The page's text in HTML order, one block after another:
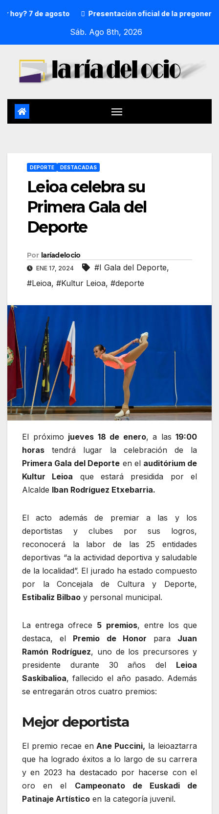
de agosto Presentación oficial de la pregonera y
Sáb. Ago 8th, 2026
DEPORTE DESTACADAS
Leioa celebra su
Primera Gala del
Deporte
Por laríadelocio
ENE 17, 2024 #I Gala del Deporte,
#Leioa, #Kultur Leioa, #deporte
El próximo jueves 18 de enero, a las 19:00
horas tendrá lugar la celebración de la
Primera Gala del Deporte en el auditórium de
Kultur Leioa que estará presidida por el
Alcalde Iban Rodríguez Etxebarria.
El acto además de premiar a las y los
deportistas y clubes por sus logros,
reconocerá la labor de las 25 entidades
deportivas “a la actividad deportiva y saludable
de la localidad”. El jurado ha estado compuesto
por la Concejala de Cultura y Deporte,
Estibaliz Bilbao y personal municipal.
La entrega ofrece 5 premios, entre los que
destaca, el Premio de Honor para Juan
Ramón Rodríguez, uno de los precursores y
presidente durante 30 años del Leioa
Saskibalioa, fallecido el año pasado. Además
se entregarán otros cuatro premios:
Mejor deportista
El premio recae en Ane Puccini, la leioaztarra
que ha logrado éxitos a lo largo de su carrera
y en 2023 ha destacado por hacerse con el
oro en el Campeonato de Euskadi de
Patinaje Artístico en la categoría juvenil.